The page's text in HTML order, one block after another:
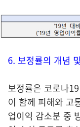
6. 보정률의 개념
보정률은 코로나
이 함께 피해와 고
업이익 감소분 중